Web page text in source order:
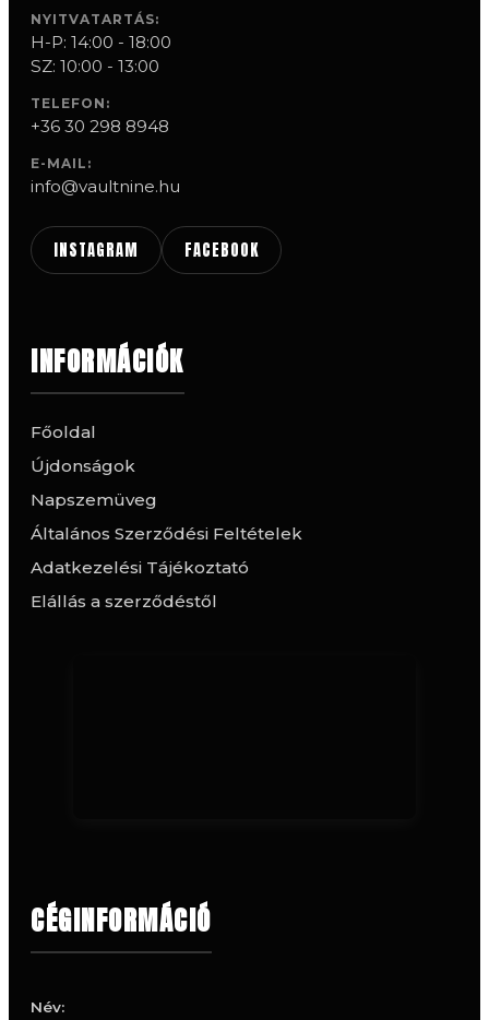
NYITVATARTÁS:
H-P: 14:00 - 18:00
SZ: 10:00 - 13:00
TELEFON:
+36 30 298 8948
E-MAIL:
info@vaultnine.hu
INSTAGRAM FACEBOOK
INFORMÁCIÓK
Főoldal
Újdonságok
Napszemüveg
Általános Szerződési Feltételek
Adatkezelési Tájékoztató
Elállás a szerződéstől
CÉGINFORMÁCIÓ
Név: